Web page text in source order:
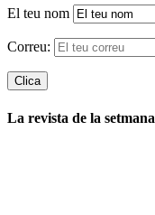
El teu nom
Correu:
La revista de la setmana